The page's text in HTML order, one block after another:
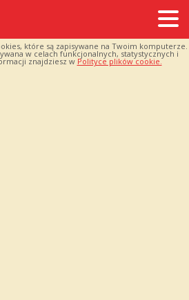
które są zapisywane na Twoim komputerze.
w celach funkcjonalnych, statystycznych i
znajdziesz w Polityce plików cookie.